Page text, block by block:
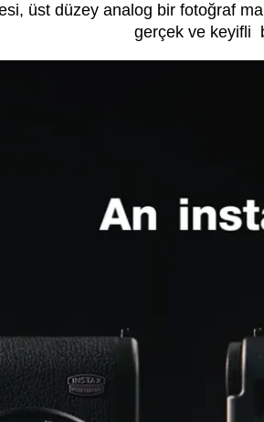
üst düzey analog bir fotoğraf
gerçek ve keyifli